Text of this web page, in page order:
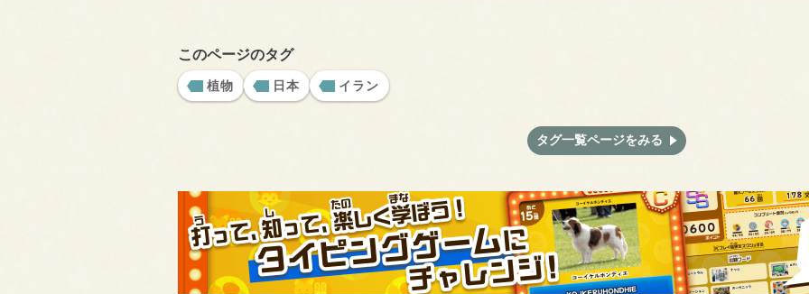
このページのタグ
植物 日本 イラン
タグ一覧ページをみる